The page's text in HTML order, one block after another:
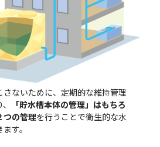
さないために、定期的な維持管理
「貯水槽本体の管理」はもちろ
つの管理を行うことで衛生的な水
す。